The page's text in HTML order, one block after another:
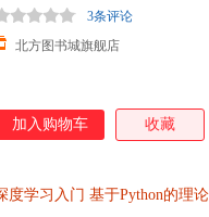
北方图书城旗舰店
3条评论
加入购物车 收藏
度学习入门 基于Python的理